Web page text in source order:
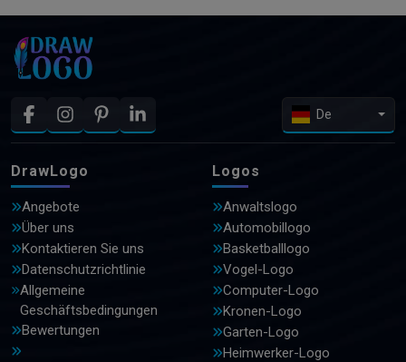
De
DrawLogo
Angebote
Über uns
Kontaktieren Sie uns
Datenschutzrichtlinie
Allgemeine
Geschäftsbedingungen
Bewertungen
Logos
Anwaltslogo
Automobillogo
Basketballlogo
Vogel-Logo
Computer-Logo
Kronen-Logo
Garten-Logo
Heimwerker-Logo